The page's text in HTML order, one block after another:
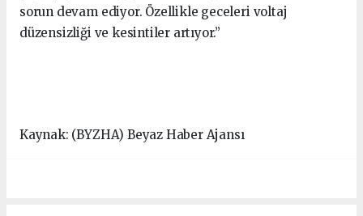
sorun devam ediyor. Özellikle geceleri voltaj
düzensizliği ve kesintiler artıyor.”
Kaynak: (BYZHA) Beyaz Haber Ajansı